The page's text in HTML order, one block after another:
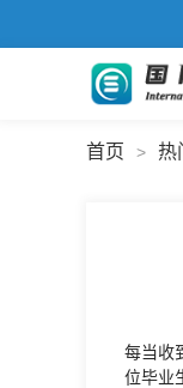
首页 > 热
每当收
位毕业